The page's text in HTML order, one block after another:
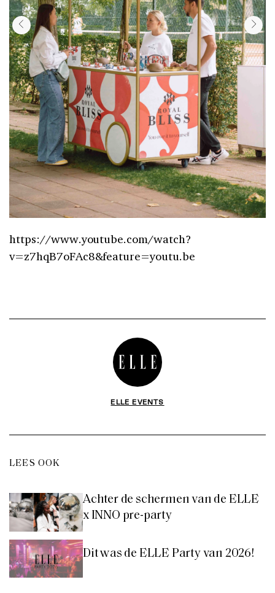
https://www.youtube.com/watch?
v=z7hqB7oFAc8&feature=youtu.be
ELLE EVENTS
LEES OOK
Achter de schermen van de ELLE
x INNO pre-party
Dit was de ELLE Party van 2026!